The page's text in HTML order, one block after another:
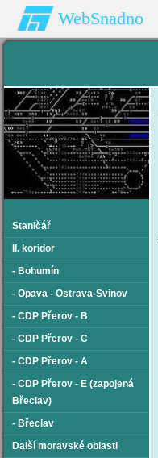
WebSnadno
Staničář
II. koridor
- Bohumín
- Opava - Ostrava-Svinov
- CDP Přerov - B
- CDP Přerov - C
- CDP Přerov - A
- CDP Přerov - E (zapojená
Břeclav)
- Břeclav
Další moravské oblasti